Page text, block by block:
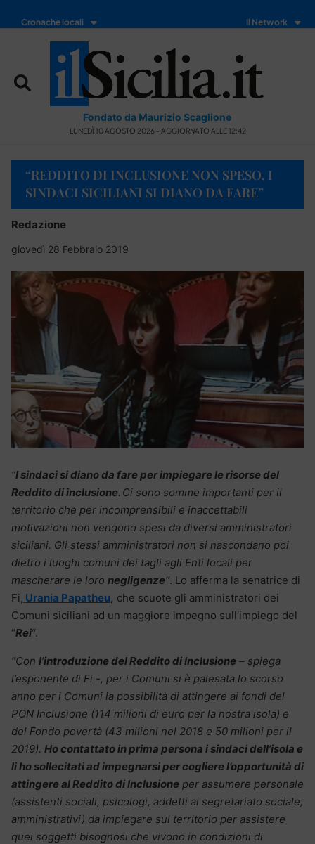
Cronache locali Il Network
Fondato da Maurizio Scaglione
LUNEDÌ 10 AGOSTO 2026 - AGGIORNATO ALLE 12:42
“REDDITO DI INCLUSIONE NON SPESO, I
SINDACI SICILIANI SI DIANO DA FARE”
Redazione
giovedì 28 Febbraio 2019
“I sindaci si diano da fare per impiegare le risorse del
Reddito di inclusione. Ci sono somme importanti per il
territorio che per incomprensibili e inaccettabili
motivazioni non vengono spesi da diversi amministratori
siciliani. Gli stessi amministratori non si nascondano poi
dietro i luoghi comuni dei tagli agli Enti locali per
mascherare le loro negligenze“. Lo afferma la senatrice di
Fi, Urania Papatheu, che scuote gli amministratori dei
Comuni siciliani ad un maggiore impegno sull’impiego del
“Rei“.
“Con l’introduzione del Reddito di Inclusione – spiega
l’esponente di Fi -, per i Comuni si è palesata lo scorso
anno per i Comuni la possibilità di attingere ai fondi del
PON Inclusione (114 milioni di euro per la nostra isola) e
del Fondo povertà (43 milioni nel 2018 e 50 milioni per il
2019). Ho contattato in prima persona i sindaci dell’isola e
li ho sollecitati ad impegnarsi per cogliere l’opportunità di
attingere al Reddito di Inclusione per assumere personale
(assistenti sociali, psicologi, addetti al segretariato sociale,
amministrativi) da impiegare sul territorio per assistere
quei soggetti bisognosi che vivono in condizioni di